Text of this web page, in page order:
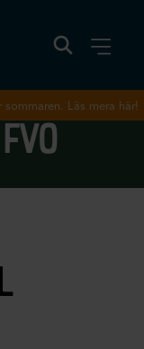
Läs mera här!